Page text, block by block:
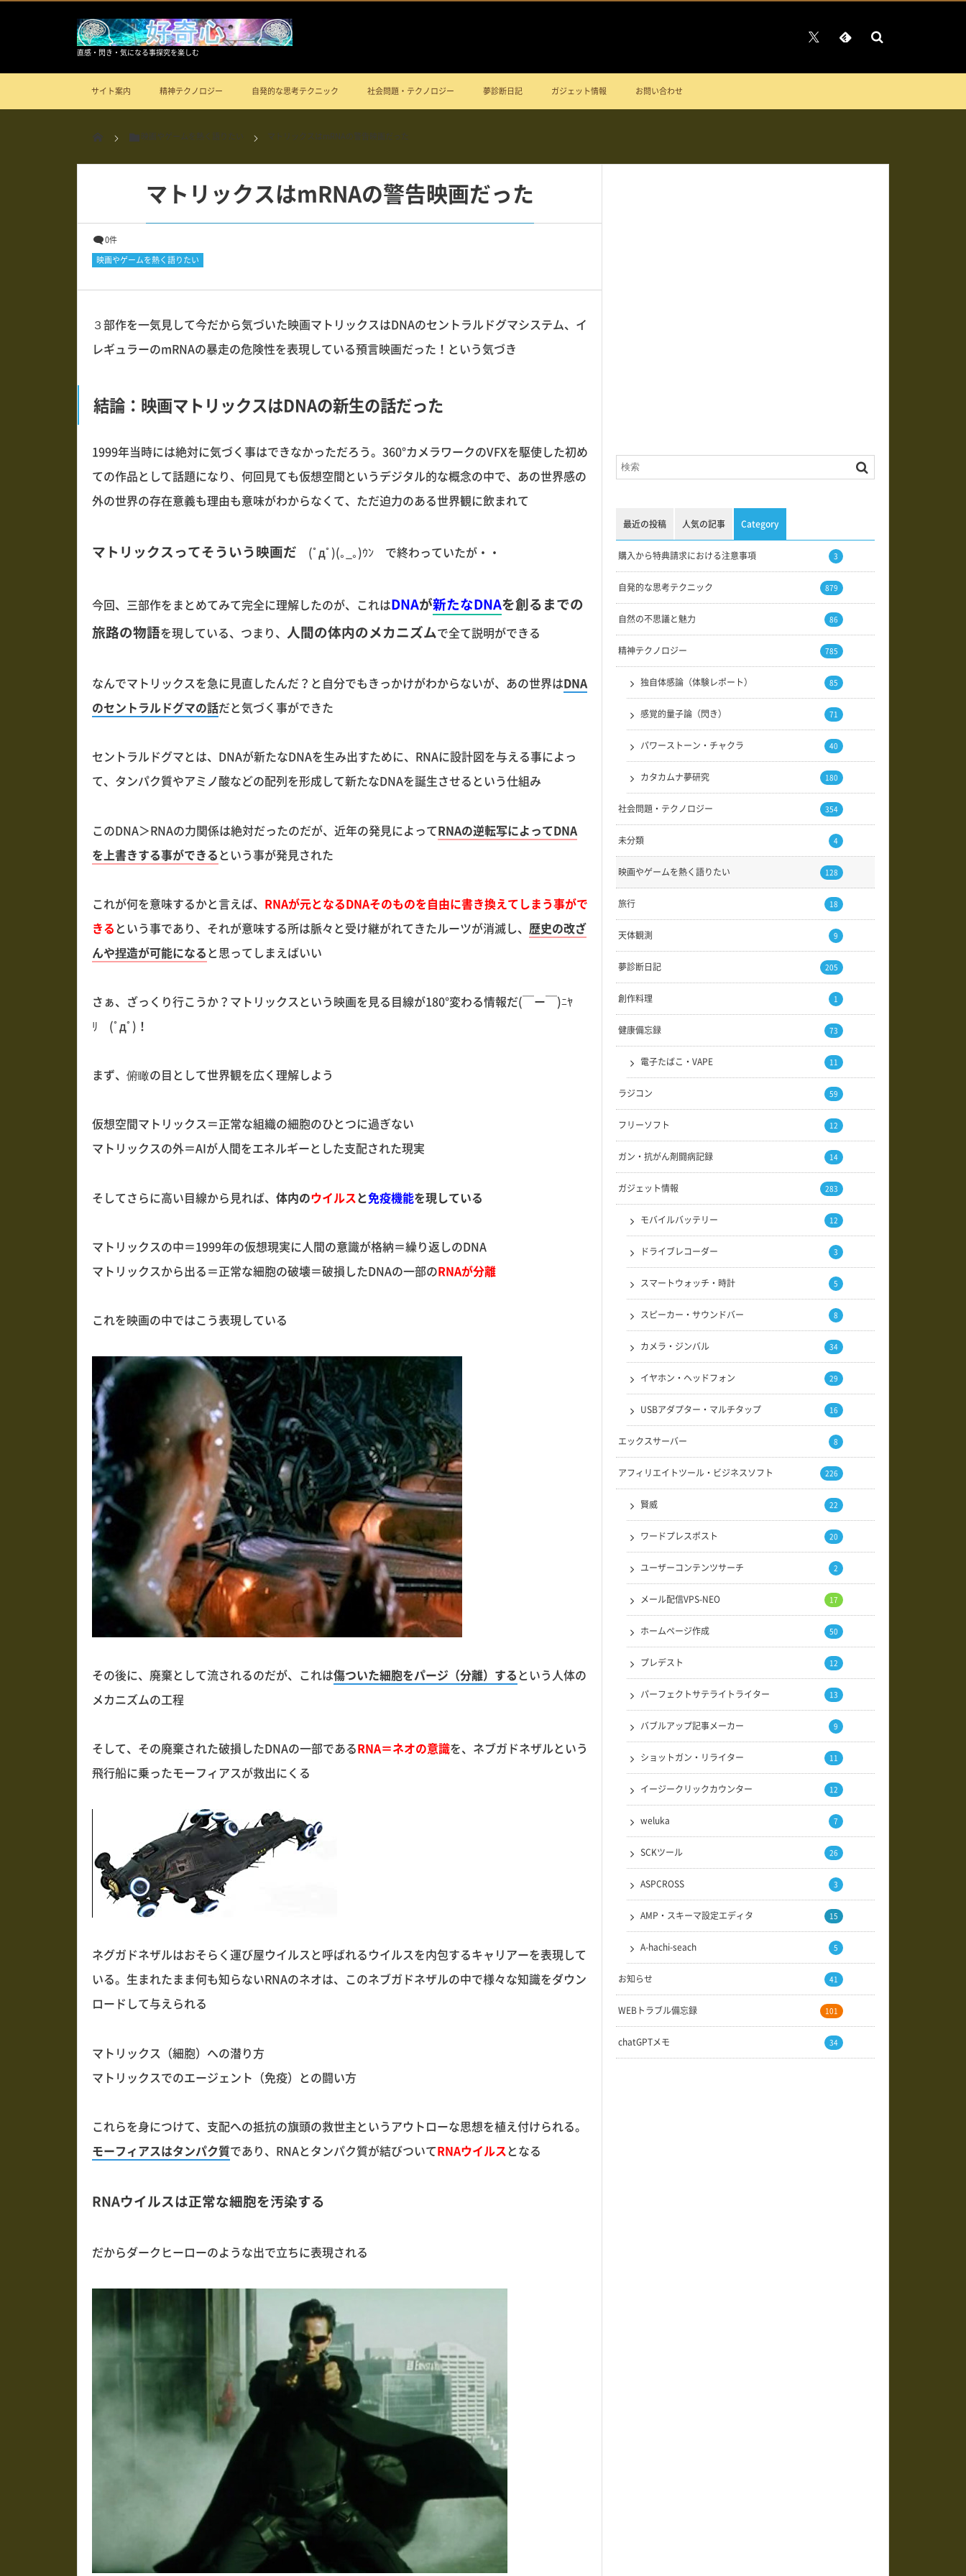
直感・閃き・気になる事探究を楽しむ
サイト案内 精神テクノロジー 自発的な思考テクニック 社会問題・テクノロジー 夢診断日記 ガジェット情報 お問い合わせ
映画やゲームを熱く語りたい マトリックスはmRNAの警告映画だった
マトリックスはmRNAの警告映画だった
0件
映画やゲームを熱く語りたい
３部作を一気見して今だから気づいた映画マトリックスはDNAのセントラルドグマシステム、イ
レギュラーのmRNAの暴走の危険性を表現している預言映画だった！という気づき
結論：映画マトリックスはDNAの新生の話だった
1999年当時には絶対に気づく事はできなかっただろう。360°カメラワークのVFXを駆使した初め
ての作品として話題になり、何回見ても仮想空間というデジタル的な概念の中で、あの世界感の
外の世界の存在意義も理由も意味がわからなくて、ただ迫力のある世界観に飲まれて
マトリックスってそういう映画だ (ﾟдﾟ)(｡_｡)ｳﾝ で終わっていたが・・
今回、三部作をまとめてみて完全に理解したのが、これはDNAが新たなDNAを創るまでの
旅路の物語を現している、つまり、 人間の体内のメカニズムで全て説明ができる
なんでマトリックスを急に見直したんだ？と自分でもきっかけがわからないが、あの世界はDNA
のセントラルドグマの話だと気づく事ができた
セントラルドグマとは、DNAが新たなDNAを生み出すために、RNAに設計図を与える事によっ
て、タンパク質やアミノ酸などの配列を形成して新たなDNAを誕生させるという仕組み
このDNA＞RNAの力関係は絶対だったのだが、近年の発見によってRNAの逆転写によってDNA
を上書きする事ができるという事が発見された
これが何を意味するかと言えば、 RNAが元となるDNAそのものを自由に書き換えてしまう事がで
きるという事であり、それが意味する所は脈々と受け継がれてきたルーツが消滅し、 歴史の改ざ
んや捏造が可能になると思ってしまえばいい
さぁ、ざっくり行こうか？マトリックスという映画を見る目線が180°変わる情報だ(￣ー￣)ﾆﾔ
ﾘ (ﾟдﾟ)！
まず、俯瞰の目として世界観を広く理解しよう
仮想空間マトリックス＝正常な組織の細胞のひとつに過ぎない
マトリックスの外＝AIが人間をエネルギーとした支配された現実
そしてさらに高い目線から見れば、 体内のウイルスと免疫機能を現している
マトリックスの中＝1999年の仮想現実に人間の意識が格納＝繰り返しのDNA
マトリックスから出る＝正常な細胞の破壊＝破損したDNAの一部のRNAが分離
これを映画の中ではこう表現している
その後に、廃棄として流されるのだが、これは傷ついた細胞をパージ（分離）するという人体の
メカニズムの工程
そして、その廃棄された破損したDNAの一部であるRNA＝ネオの意識を、ネブガドネザルという
飛行船に乗ったモーフィアスが救出にくる
ネグガドネザルはおそらく運び屋ウイルスと呼ばれるウイルスを内包するキャリアーを表現して
いる。生まれたまま何も知らないRNAのネオは、このネブガドネザルの中で様々な知識をダウン
ロードして与えられる
マトリックス（細胞）への潜り方
マトリックスでのエージェント（免疫）との闘い方
これらを身につけて、支配への抵抗の旗頭の救世主というアウトローな思想を植え付けられる。
モーフィアスはタンパク質であり、RNAとタンパク質が結びついてRNAウイルスとなる
RNAウイルスは正常な細胞を汚染する
だからダークヒーローのような出で立ちに表現される
最近の投稿 人気の記事 Category
購入から特典請求における注意事項 3
自発的な思考テクニック 879
自然の不思議と魅力 86
精神テクノロジー 785
独自体感論（体験レポート） 85
感覚的量子論（閃き） 71
パワーストーン・チャクラ 40
カタカムナ夢研究 180
社会問題・テクノロジー 354
未分類 4
映画やゲームを熱く語りたい 128
旅行 18
天体観測 9
夢診断日記 205
創作料理 1
健康備忘録 73
電子たばこ・VAPE 11
ラジコン 59
フリーソフト 12
ガン・抗がん剤闘病記録 14
ガジェット情報 283
モバイルバッテリー 12
ドライブレコーダー 3
スマートウォッチ・時計 5
スピーカー・サウンドバー 8
カメラ・ジンバル 34
イヤホン・ヘッドフォン 29
USBアダプター・マルチタップ 16
エックスサーバー 8
アフィリエイトツール・ビジネスソフト 226
賢威 22
ワードプレスポスト 20
ユーザーコンテンツサーチ 2
メール配信VPS-NEO 17
ホームページ作成 50
プレデスト 12
パーフェクトサテライトライター 13
バブルアップ記事メーカー 9
ショットガン・リライター 11
イージークリックカウンター 12
weluka 7
SCKツール 26
ASPCROSS 3
AMP・スキーマ設定エディタ 15
A-hachi-seach 5
お知らせ 41
WEBトラブル備忘録 101
chatGPTメモ 34